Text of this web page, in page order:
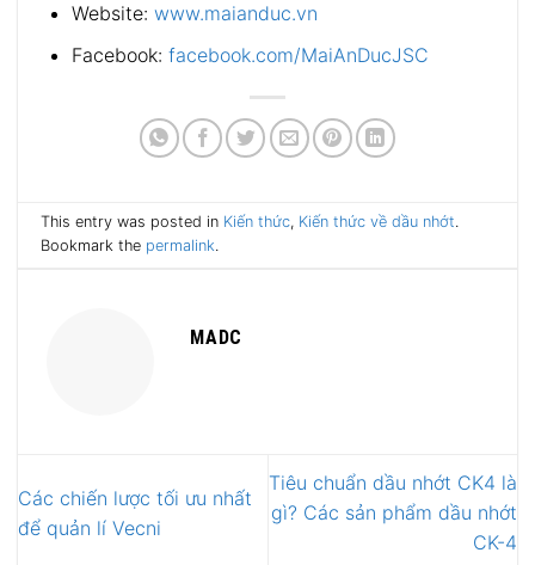
Website: www.maianduc.vn
Facebook: facebook.com/MaiAnDucJSC
This entry was posted in Kiến thức, Kiến thức về dầu nhớt.
Bookmark the permalink.
MADC
Các chiến lược tối ưu nhất
để quản lí Vecni
Tiêu chuẩn dầu nhớt CK4 là
gì? Các sản phẩm dầu nhớt
CK-4